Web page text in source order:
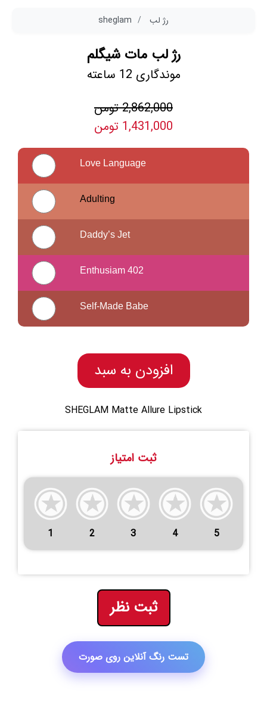
رژ لب sheglam
رژ لب مات شیگلم
موندگاری 12 ساعته
2,862,000 تومن
1,431,000 تومن
Love Language
Adulting
Daddy’s Jet
Enthusiam 402
Self-Made Babe
افزودن به سبد
SHEGLAM Matte Allure Lipstick
ثبت امتیاز
1 2 3 4 5
ثبت نظر
تست رنگ آنلاین روی صورت